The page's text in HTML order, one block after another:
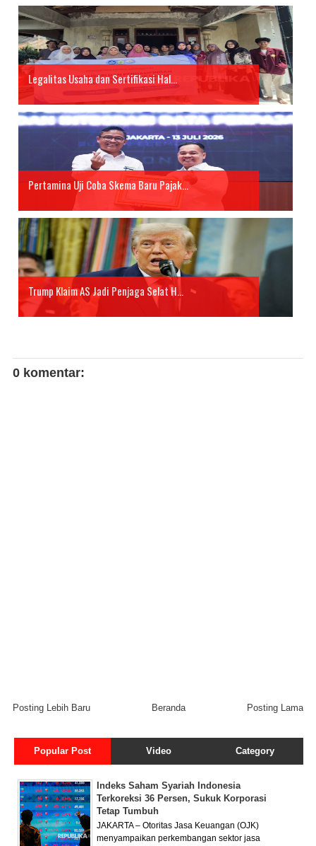
Legalitas Usaha dan Sertifikasi Hal...
Pertamina Uji Coba Skema Baru Pajak...
Trump Klaim AS Jadi Penjaga Selat H...
0 komentar:
Posting Lebih Baru Posting Lama
Beranda
Popular Post Video Category
Indeks Saham Syariah Indonesia
Terkoreksi 36 Persen, Sukuk Korporasi
Tetap Tumbuh
JAKARTA – Otoritas Jasa Keuangan (OJK)
menyampaikan perkembangan sektor jasa